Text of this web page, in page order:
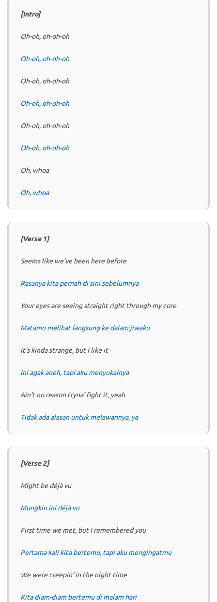
[Intro]
Oh-oh, oh-oh-oh
Oh-oh, oh-oh-oh
Oh-oh, oh-oh-oh
Oh-oh, oh-oh-oh
Oh-oh, oh-oh-oh
Oh-oh, oh-oh-oh
Oh, whoa
Oh, whoa
[Verse 1]
Seems like we’ve been here before
Rasanya kita pernah di sini sebelumnya
Your eyes are seeing straight right through my core
Matamu melihat langsung ke dalam jiwaku
It’s kinda strange, but I like it
Ini agak aneh, tapi aku menyukainya
Ain’t no reason tryna’ fight it, yeah
Tidak ada alasan untuk melawannya, ya
[Verse 2]
Might be déjà vu
Mungkin ini déjà vu
First time we met, but I remembered you
Pertama kali kita bertemu, tapi aku mengingatmu
We were creepin’ in the night time
Kita diam-diam bertemu di malam hari